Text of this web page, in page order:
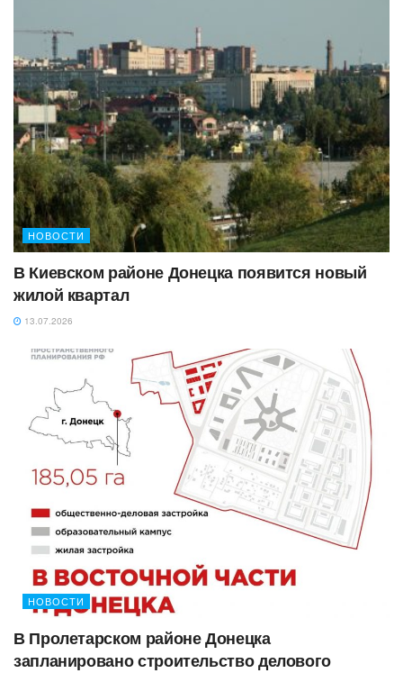
НОВОСТИ
В Киевском районе Донецка появится новый
жилой квартал
13.07.2026
НОВОСТИ
В Пролетарском районе Донецка
запланировано строительство делового